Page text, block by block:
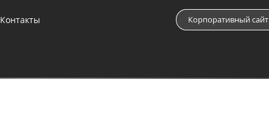
Контакты Корпоративный сайт